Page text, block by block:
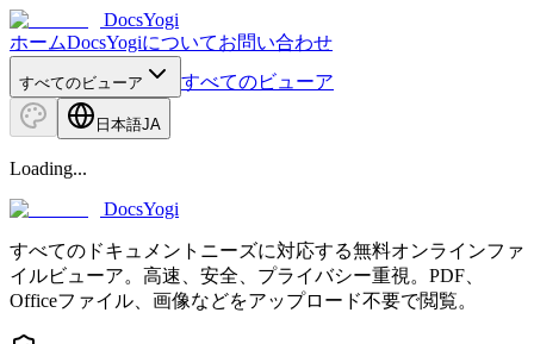
DocsYogi
ホームDocsYogiについてお問い合わせ
すべてのビューア すべてのビューア
日本語JA
Loading...
DocsYogi
すべてのドキュメントニーズに対応する無料オンラインファ
イルビューア。高速、安全、プライバシー重視。PDF、
Officeファイル、画像などをアップロード不要で閲覧。